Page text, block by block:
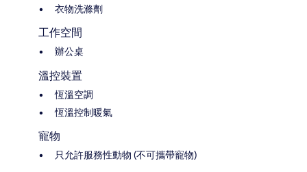
衣物洗滌劑
工作空間
辦公桌
溫控裝置
恆溫空調
恆溫控制暖氣
寵物
只允許服務性動物 (不可攜帶寵物)